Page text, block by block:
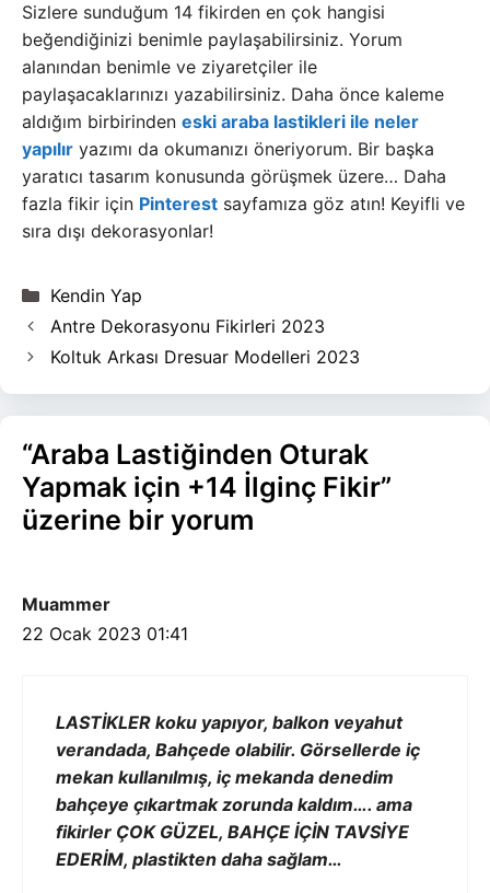
Sizlere sunduğum 14 fikirden en çok hangisi
beğendiğinizi benimle paylaşabilirsiniz. Yorum
alanından benimle ve ziyaretçiler ile
paylaşacaklarınızı yazabilirsiniz. Daha önce kaleme
aldığım birbirinden eski araba lastikleri ile neler
yapılır yazımı da okumanızı öneriyorum. Bir başka
yaratıcı tasarım konusunda görüşmek üzere… Daha
fazla fikir için Pinterest sayfamıza göz atın! Keyifli ve
sıra dışı dekorasyonlar!
Kategoriler
Kendin Yap
Antre Dekorasyonu Fikirleri 2023
Koltuk Arkası Dresuar Modelleri 2023
“Araba Lastiğinden Oturak
Yapmak için +14 İlginç Fikir”
üzerine bir yorum
Muammer
22 Ocak 2023 01:41
LASTİKLER koku yapıyor, balkon veyahut
verandada, Bahçede olabilir. Görsellerde iç
mekan kullanılmış, iç mekanda denedim
bahçeye çıkartmak zorunda kaldım…. ama
fikirler ÇOK GÜZEL, BAHÇE İÇİN TAVSİYE
EDERİM, plastikten daha sağlam…